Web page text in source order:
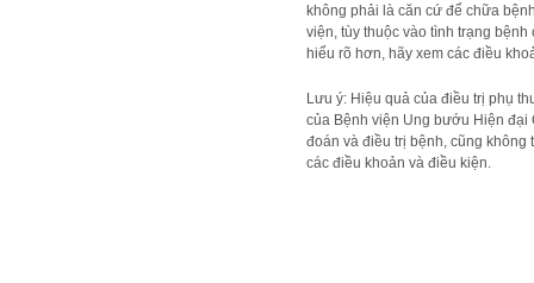
không phải là căn cứ để chữa
viện, tùy thuộc vào tình trạng
hiểu rõ hơn, hãy xem các điều
Lưu ý: Hiệu quả của điều trị phụ
của Bệnh viện Ung bướu Hiện đại
đoán và điều trị bệnh, cũng không
các điều khoản và điều kiện.